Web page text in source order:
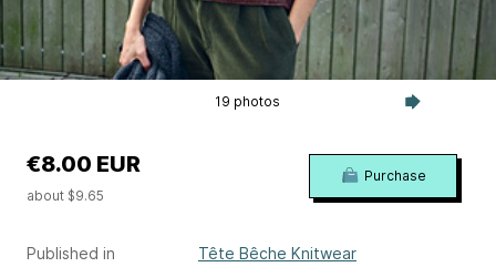
19 photos
Published in Tête Bêche Knitwear
€8.00 EUR
about $9.65
Purchase